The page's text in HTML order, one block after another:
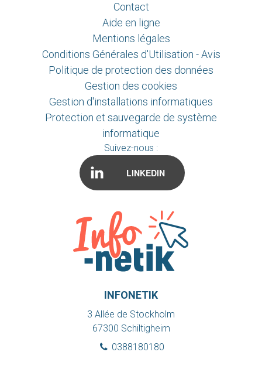
Contact
Aide en ligne
Mentions légales
Conditions Générales d'Utilisation - Avis
Politique de protection des données
Gestion des cookies
Gestion d'installations informatiques
Protection et sauvegarde de système
informatique
Suivez-nous :
LINKEDIN
INFONETIK
3 Allée de Stockholm
67300 Schiltigheim
0388180180